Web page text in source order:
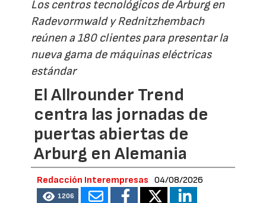
Los centros tecnológicos de Arburg en
Radevormwald y Rednitzhembach
reúnen a 180 clientes para presentar la
nueva gama de máquinas eléctricas
estándar
El Allrounder Trend
centra las jornadas de
puertas abiertas de
Arburg en Alemania
Redacción Interempresas 04/08/2026
1206